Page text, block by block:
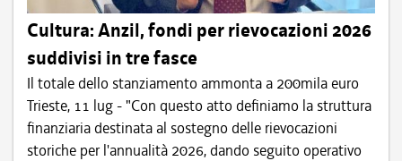
Cultura: Anzil, fondi per rievocazioni 2026
suddivisi in tre fasce
Il totale dello stanziamento ammonta a 200mila euro
Trieste, 11 lug - "Con questo atto definiamo la struttura
finanziaria destinata al sostegno delle rievocazioni
storiche per l'annualità 2026, dando seguito operativo